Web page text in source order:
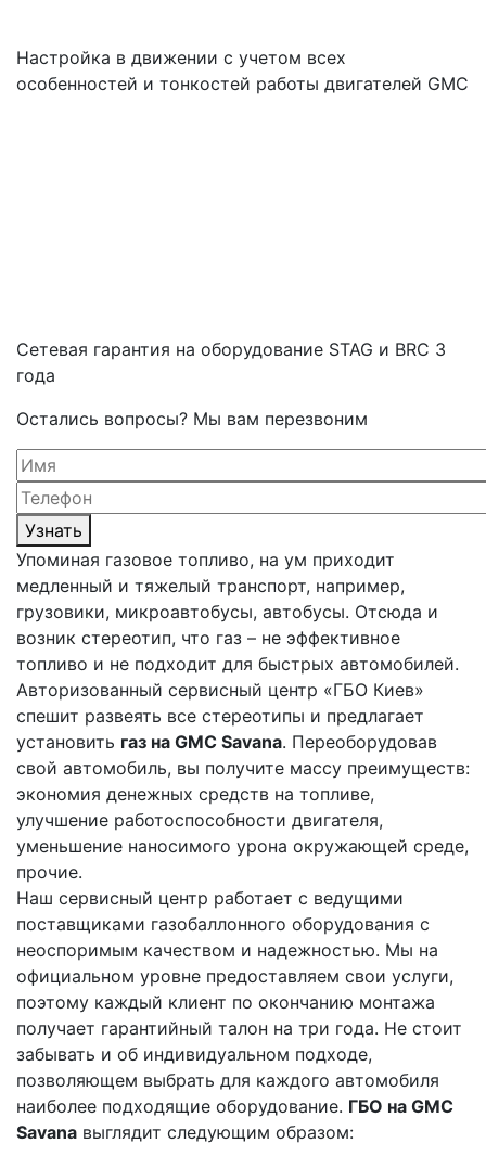
Настройка в движении с учетом всех
особенностей и тонкостей работы двигателей GMC
Cетевая гарантия на оборудование STAG и BRC 3
года
Остались вопросы? Мы вам перезвоним
Узнать
Упоминая газовое топливо, на ум приходит
медленный и тяжелый транспорт, например,
грузовики, микроавтобусы, автобусы. Отсюда и
возник стереотип, что газ – не эффективное
топливо и не подходит для быстрых автомобилей.
Авторизованный сервисный центр «ГБО Киев»
спешит развеять все стереотипы и предлагает
установить газ на GMC Savana. Переоборудовав
свой автомобиль, вы получите массу преимуществ:
экономия денежных средств на топливе,
улучшение работоспособности двигателя,
уменьшение наносимого урона окружающей среде,
прочие.
Наш сервисный центр работает с ведущими
поставщиками газобаллонного оборудования с
неоспоримым качеством и надежностью. Мы на
официальном уровне предоставляем свои услуги,
поэтому каждый клиент по окончанию монтажа
получает гарантийный талон на три года. Не стоит
забывать и об индивидуальном подходе,
позволяющем выбрать для каждого автомобиля
наиболее подходящие оборудование. ГБО на GMC
Savana выглядит следующим образом: